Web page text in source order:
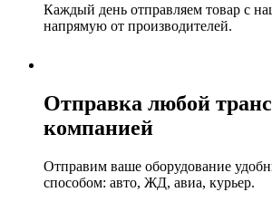
Каждый день отправляем товар с
напрямую от производителей.
Отправка любой
компанией
Отправим ваше оборудование
способом: авто, ЖД, авиа, курьер.